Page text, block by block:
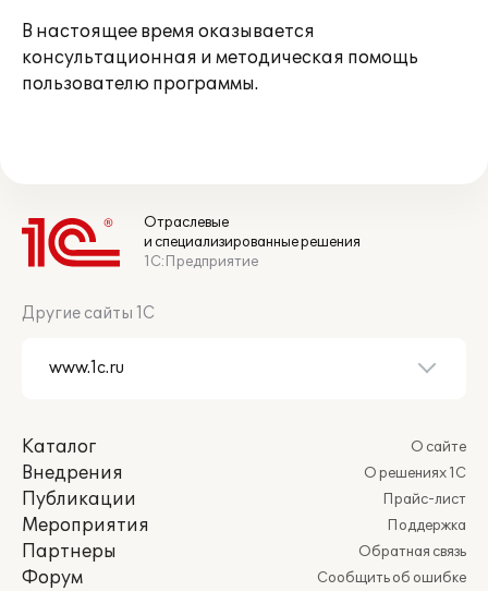
В настоящее время оказывается
консультационная и методическая помощь
пользователю программы.
Отраслевые
и специализированные решения
1С:Предприятие
Другие сайты 1С
Каталог
Внедрения
Публикации
Мероприятия
Партнеры
Форум
О сайте
О решениях 1С
Прайс-лист
Поддержка
Обратная связь
Сообщить об ошибке